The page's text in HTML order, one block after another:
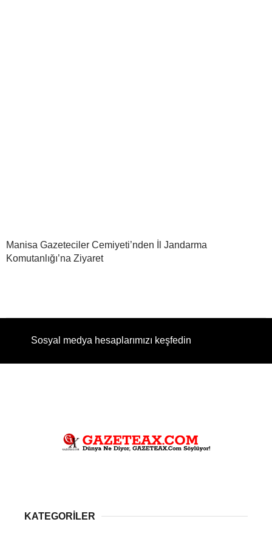
Manisa Gazeteciler Cemiyeti’nden İl Jandarma
Komutanlığı’na Ziyaret
Sosyal medya hesaplarımızı keşfedin
KATEGORİLER